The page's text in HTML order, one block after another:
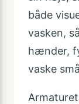
både
vasken,
hænder,
vaske